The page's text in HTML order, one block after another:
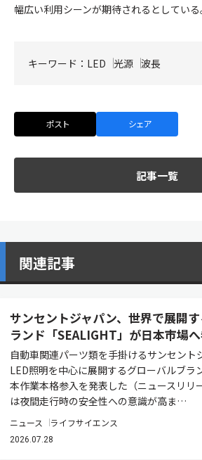
幅広い利用シーンが期待されるとしている
キーワード： LED 光源 波長
ポスト シェア
記事一覧
関連記事
サンセントジャパン、世界で展開
ランド「SEALIGHT」が日本市場
自動車関連パーツ類を手掛けるサンセント
LED照明を中心に展開するグローバルブラ
本作業本格参入を発表した（ニュースリリ
は夜間走行時の安全性への意識が高ま…
ニュース ライフサイエンス
2026.07.28